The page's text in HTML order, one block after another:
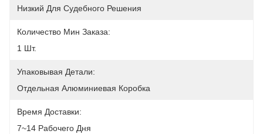
Низкий Для Судебного Решения
Количество Мин Заказа:
1 Шт.
Упаковывая Детали:
Отдельная Алюминиевая Коробка
Время Доставки:
7~14 Рабочего Дня